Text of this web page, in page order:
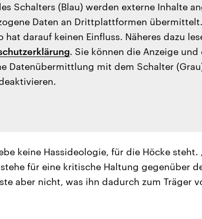
Schalters (Blau) werden externe Inhalte
Daten an Drittplattformen übermittelt.
hat darauf keinen Einfluss. Näheres dazu
. Sie können die Anzeige und
Datenübermittlung mit dem Schalter
keine Hassideologie, für die Höcke steht.
für eine kritische Haltung gegenüber
aber nicht, was ihn dadurch zum Träger